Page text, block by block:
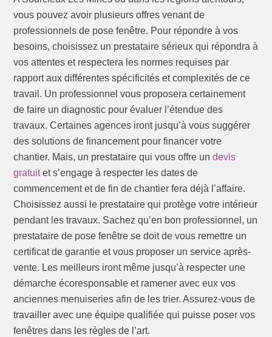
vous pouvez avoir plusieurs offres venant de
professionnels de pose fenêtre. Pour répondre à vos
besoins, choisissez un prestataire sérieux qui répondra à
vos attentes et respectera les normes requises par
rapport aux différentes spécificités et complexités de ce
travail. Un professionnel vous proposera certainement
de faire un diagnostic pour évaluer l’étendue des
travaux. Certaines agences iront jusqu’à vous suggérer
des solutions de financement pour financer votre
chantier. Mais, un prestataire qui vous offre undevis
gratuitet s’engage à respecter les dates de
commencement et de fin de chantier fera déjà l’affaire.
Choisissez aussi le prestataire qui protège votre intérieur
pendant les travaux. Sachez qu’en bon professionnel, un
prestataire de pose fenêtre se doit de vous remettre un
certificat de garantie et vous proposer un service après-
vente. Les meilleurs iront même jusqu’à respecter une
démarche écoresponsable et ramener avec eux vos
anciennes menuiseries afin de les trier. Assurez-vous de
travailler avec une équipe qualifiée qui puisse poser vos
fenêtres dans les règles de l’art.